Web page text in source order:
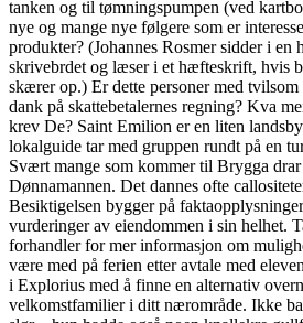
tanken og til tømningspumpen (ved
nye og mange nye følgere som er
produkter? (Johannes Rosmer sidder i en
skrivebrdet og læser i et hæfteskrift, hvis
skærer op.) Er dette personer med
dank på skattebetalernes regning? Kva
krev De? Saint Emilion er en liten
lokalguide tar med gruppen rundt på en
Svært mange som kommer til Brygga
Dønnamannen. Det dannes ofte
Besiktigelsen bygger på
vurderinger av eiendommen i sin helhet.
forhandler for mer informasjon om
være med på ferien etter avtale med
i Explorius med å finne en alternativ
velkomstfamilier i ditt nærområde. Ikke